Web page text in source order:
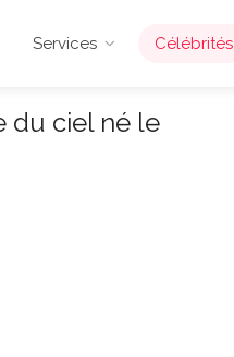
Services Célébrités
du ciel né le